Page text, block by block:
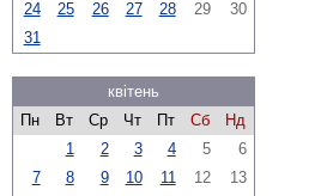
24
25 26 27 28 29
30
31
квітень
Пн
Вт Ср Чт Пт Сб
Нд
1
2 3 4 5
6
7
8 9 10 11 12
13